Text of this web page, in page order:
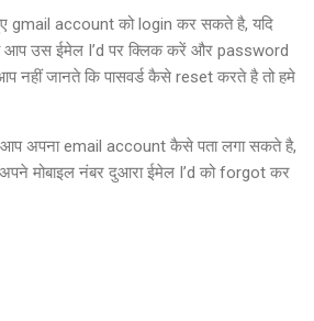
gmail account को login कर सकते है, यदि
आप उस ईमेल I’d पर क्लिक करें और password
नहीं जानते कि पासवर्ड कैसे reset करते है तो हमे
अपना email account कैसे पता लगा सकते है,
मोबाइल नंबर दुआरा ईमेल I’d को forgot कर